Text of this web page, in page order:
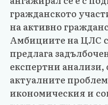
гражданското
на активно
Амбициите на ЦЛС
предлага
експертни анализи,
актуалните
икономическия и